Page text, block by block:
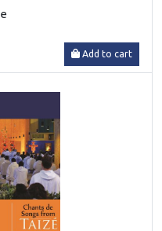
Add to cart